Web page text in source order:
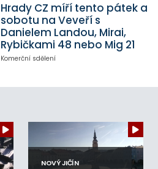
Hrady CZ míří tento pátek a
sobotu na Veveří s
Danielem Landou, Mirai,
Rybičkami 48 nebo Mig 21
Komerční sdělení
NOVÝ JIČÍN